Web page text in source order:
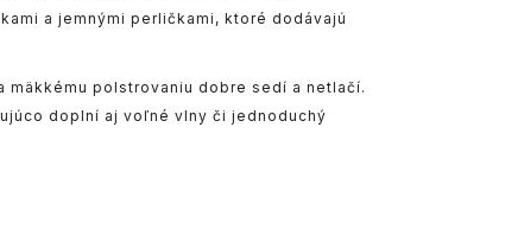
a jemnými perličkami, ktoré dodávajú
polstrovaniu dobre sedí a netlačí.
doplní aj voľné vlny či jednoduchý